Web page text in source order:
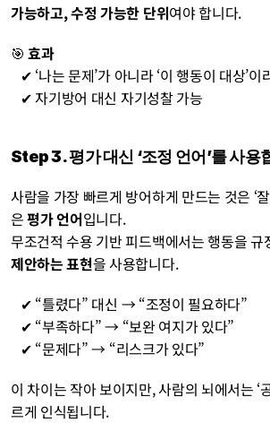
가능하고, 수정 가능한 단위여야 합니다.
🎯 효과
✔ ‘나는 문제’가 아니라 ‘이 행동이 대상’
   ✔ 자기방어 대신 자기성찰 가능
Step 3. 평가 대신 ‘조정 언어’를 사용
사람을 가장 빠르게 방어하게 만드는 것은 ‘잘
은 평가 언어입니다.
무조건적 수용 기반 피드백에서는 행동을 규
제안하는 표현을 사용합니다.
   ✔ “틀렸다” 대신 → “조정이 필요하다”
   ✔ “부족하다” → “보완 여지가 있다”
   ✔ “문제다” → “리스크가 있다”
이 차이는 작아 보이지만, 사람의 뇌에서는 ‘
르게 인식됩니다.